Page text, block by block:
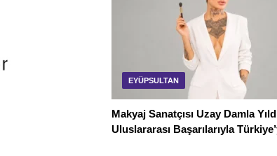
EYÜPSULTAN
Makyaj Sanatçısı Uzay Damla
Uluslararası Başarılarıyla